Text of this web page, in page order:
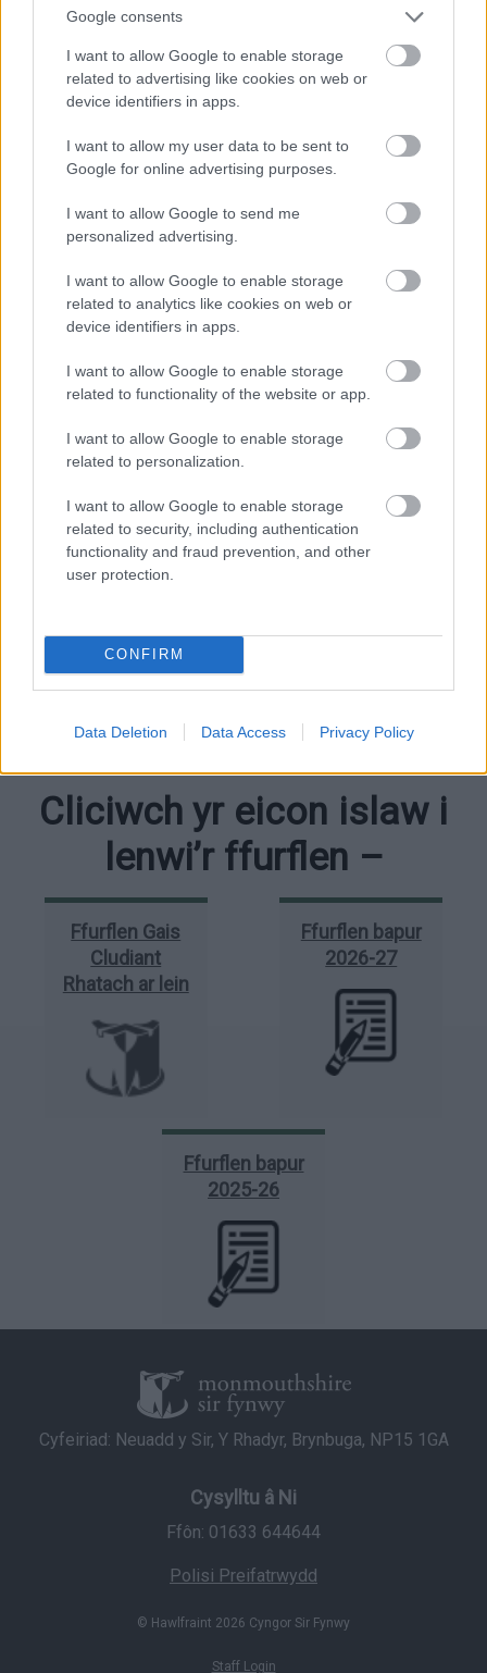
Google consents
I want to allow Google to enable storage
related to advertising like cookies on web or
device identifiers in apps.
I want to allow my user data to be sent to
Google for online advertising purposes.
I want to allow Google to send me
personalized advertising.
I want to allow Google to enable storage
related to analytics like cookies on web or
device identifiers in apps.
I want to allow Google to enable storage
related to functionality of the website or app.
I want to allow Google to enable storage
related to personalization.
I want to allow Google to enable storage
related to security, including authentication
functionality and fraud prevention, and other
user protection.
CONFIRM
Data Deletion Data Access Privacy Policy
chi. Os ydych chi’n talu mewn rhandaliadau, byddwn yn cyfrif y
ffi sy’n ddyledus ar yr adeg y caiff y cludiant ei dynnu’n ôl ac
yn eich cynghori yn unol â hynny. Byddwch yn parhau i fod yn
atebol am unrhyw daliadau sy’n weddill. Ni fyddwn yn derbyn
balans yn weddill o flwyddyn academaidd flaenorol.
cyfeiriwch at y nodiadau canllaw sydd ar gael drwy ddilyn y
ddolen isod.
CYNLLUN FFIOEDD RHATACH CYNGOR SIR FYNWY 2026 – 27
CYNLLUN FFIOEDD RHATACH CYNGOR SIR FYNWY 2025-26 Download
CYNLLUN TOCYNNAU RHATACH CYNGOR SIR FYNWY 2024-2025
Trwy gofrestru a chwblhau’r ffurflen ar-lein gallwch olrhain
cynnydd eich cais a derbyn diweddariadau wrth iddi gael ei
adranYsgolion a DysguFy Sir Fynwy.
Os ydych wedi cofrestru eisoes gan ddefnyddio ap Fy Sir
a Windows, yna gallwch ddefnyddio’r un e-bost a chyfrinair i
Cliciwch yr eicon islaw i
lenwi’r ffurflen –
Ffurflen Gais
Cludiant
Rhatach ar lein
Ffurflen bapur
2026-27
Ffurflen bapur
2025-26
Cyfeiriad: Neuadd y Sir, Y Rhadyr, Brynbuga, NP15 1GA
Cysylltu â Ni
Ffôn: 01633 644644
Polisi Preifatrwydd
© Hawlfraint 2026 Cyngor Sir Fynwy
Staff Login